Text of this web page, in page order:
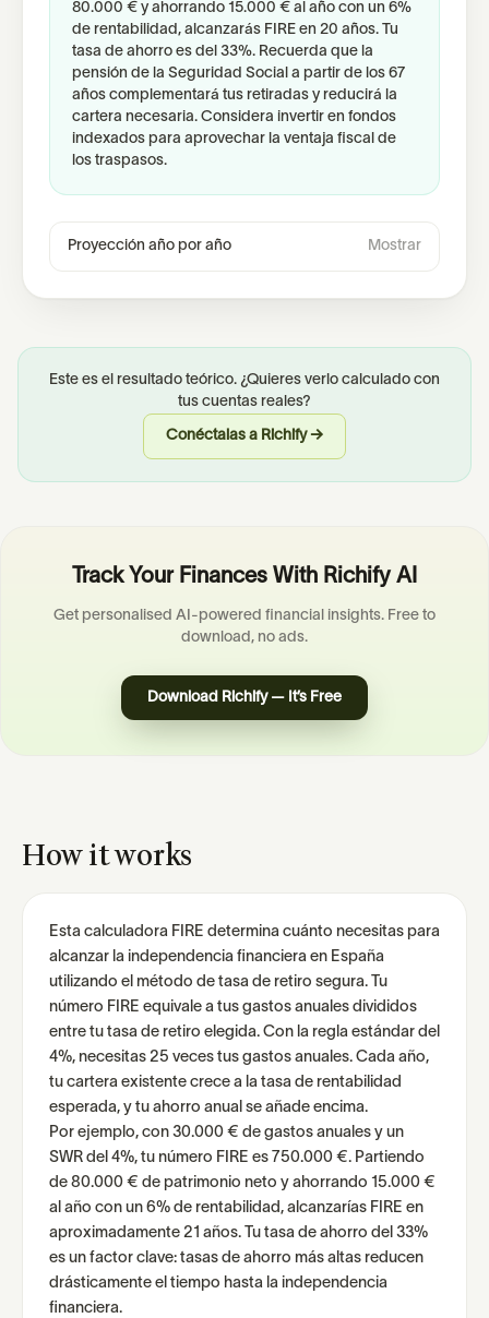
80.000 € y ahorrando 15.000 € al año con un 6%
de rentabilidad, alcanzarás FIRE en 20 años. Tu
tasa de ahorro es del 33%. Recuerda que la
pensión de la Seguridad Social a partir de los 67
años complementará tus retiradas y reducirá la
cartera necesaria. Considera invertir en fondos
indexados para aprovechar la ventaja fiscal de
los traspasos.
Proyección año por año Mostrar
Este es el resultado teórico. ¿Quieres verlo calculado con
tus cuentas reales?
Conéctalas a Richify →
Track Your Finances With Richify AI
Get personalised AI-powered financial insights. Free to
download, no ads.
Download Richify — It’s Free
How it works
Esta calculadora FIRE determina cuánto necesitas para
alcanzar la independencia financiera en España
utilizando el método de tasa de retiro segura. Tu
número FIRE equivale a tus gastos anuales divididos
entre tu tasa de retiro elegida. Con la regla estándar del
4%, necesitas 25 veces tus gastos anuales. Cada año,
tu cartera existente crece a la tasa de rentabilidad
esperada, y tu ahorro anual se añade encima.
Por ejemplo, con 30.000 € de gastos anuales y un
SWR del 4%, tu número FIRE es 750.000 €. Partiendo
de 80.000 € de patrimonio neto y ahorrando 15.000 €
al año con un 6% de rentabilidad, alcanzarías FIRE en
aproximadamente 21 años. Tu tasa de ahorro del 33%
es un factor clave: tasas de ahorro más altas reducen
drásticamente el tiempo hasta la independencia
financiera.